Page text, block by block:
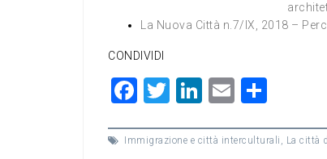
La Nuova Città n.7/IX, 2018 –
CONDIVIDI
F
c
T
tt
Li
ke
E
ai n
Immigrazione e città interculturali , La città